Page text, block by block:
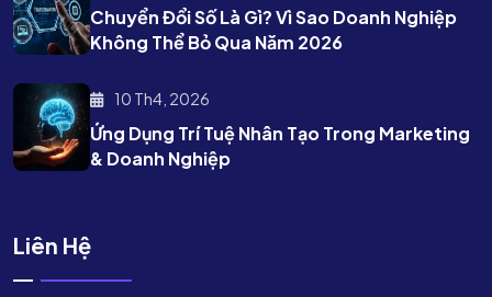
Chuyển Đổi Số Là Gì? Vì Sao Doanh Nghiệp
Không Thể Bỏ Qua Năm 2026
10 Th4, 2026
Ứng Dụng Trí Tuệ Nhân Tạo Trong Marketing
& Doanh Nghiệp
Liên Hệ